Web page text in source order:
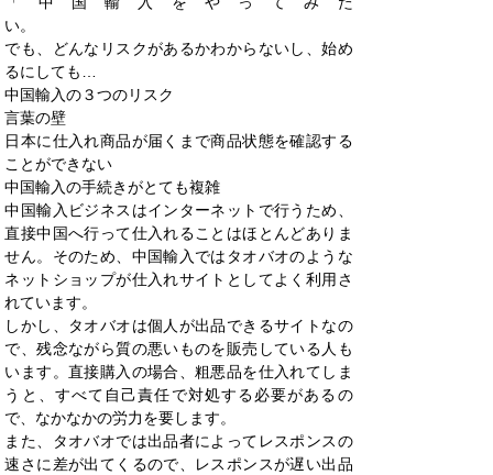
い。
でも、どんなリスクがあるかわからないし、始め
るにしても…
中国輸入の３つのリスク
言葉の壁
日本に仕入れ商品が届くまで商品状態を確認する
ことができない
中国輸入の手続きがとても複雑
中国輸入ビジネスはインターネットで行うため、
直接中国へ行って仕入れることはほとんどありま
せん。そのため、中国輸入ではタオバオのような
ネットショップが仕入れサイトとしてよく利用さ
れています。
しかし、タオバオは個人が出品できるサイトなの
で、残念ながら質の悪いものを販売している人も
います。直接購入の場合、粗悪品を仕入れてしま
うと、すべて自己責任で対処する必要があるの
で、なかなかの労力を要します。
また、タオバオでは出品者によってレスポンスの
速さに差が出てくるので、レスポンスが遅い出品